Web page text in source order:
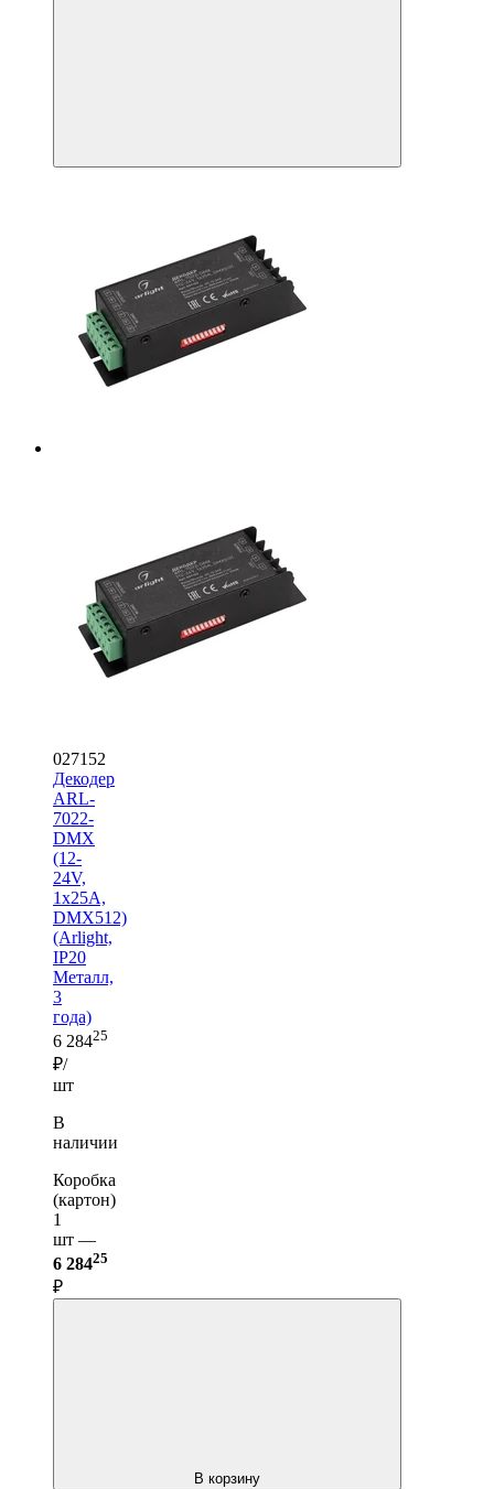
027152
Декодер
ARL-
7022-
DMX
(12-
24V,
1x25A,
DMX512)
(Arlight,
IP20
Металл,
3
года)
6 28425
₽/
шт
В
наличии
Коробка
(картон)
1
шт —
6 28425
₽
В корзину